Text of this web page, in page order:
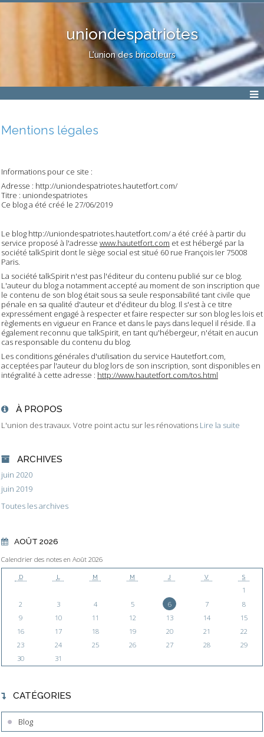
uniondespatriotes
L'union des bricoleurs
À PROPOS
L'union des travaux. Votre point actu sur les rénovations Lire la suite
ARCHIVES
juin 2020
juin 2019
Toutes les archives
AOÛT 2026
Calendrier des notes en Août 2026
D L M M J V S
1
2
3 4 5 6 7
8
9
10 11 12 13 14
15
16
17 18 19 20 21
22
23
24 25 26 27 28
29
30
31
CATÉGORIES
Blog
Mentions légales
Informations pour ce site :
Adresse : http://uniondespatriotes.hautetfort.com/
Titre : uniondespatriotes
Ce blog a été créé le 27/06/2019
Le blog http://uniondespatriotes.hautetfort.com/ a été créé à partir du
service proposé à l'adresse www.hautetfort.com et est hébergé par la
société talkSpirit dont le siège social est situé 60 rue François Ier 75008
Paris.
La société talkSpirit n'est pas l'éditeur du contenu publié sur ce blog.
L'auteur du blog a notamment accepté au moment de son inscription que
le contenu de son blog était sous sa seule responsabilité tant civile que
pénale en sa qualité d'auteur et d'éditeur du blog. Il s'est à ce titre
expressément engagé à respecter et faire respecter sur son blog les lois et
règlements en vigueur en France et dans le pays dans lequel il réside. Il a
également reconnu que talkSpirit, en tant qu'hébergeur, n'était en aucun
cas responsable du contenu du blog.
Les conditions générales d'utilisation du service Hautetfort.com,
acceptées par l'auteur du blog lors de son inscription, sont disponibles en
intégralité à cette adresse : http://www.hautetfort.com/tos.html